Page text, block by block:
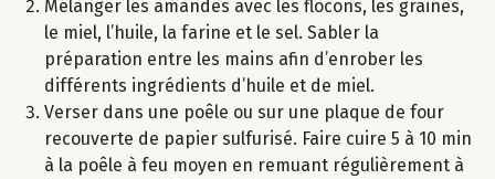
Mélanger les amandes avec les flocons, les graines,
le miel, l’huile, la farine et le sel. Sabler la
préparation entre les mains afin d’enrober les
différents ingrédients d’huile et de miel.
Verser dans une poêle ou sur une plaque de four
recouverte de papier sulfurisé. Faire cuire 5 à 10 min
à la poêle à feu moyen en remuant régulièrement à